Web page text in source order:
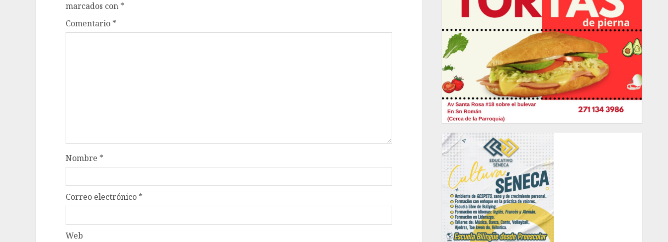
marcados con *
Comentario *
Nombre *
Correo electrónico *
Web